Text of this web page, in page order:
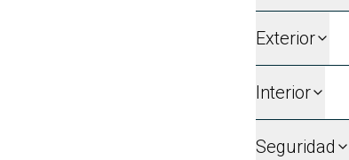
Exterior
Interior
Seguridad